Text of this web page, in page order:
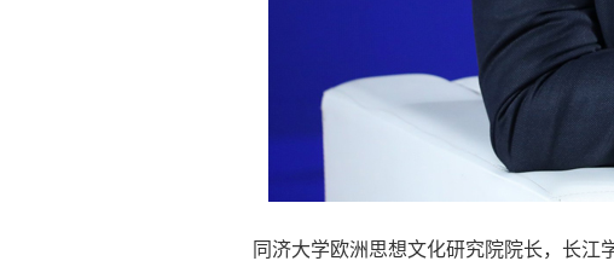
同济大学欧洲思想文化研究院院长，长江